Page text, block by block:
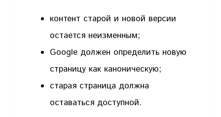
контент старой и новой версии
остается неизменным;
Google должен определить новую
страницу как каноническую;
старая страница должна
оставаться доступной.